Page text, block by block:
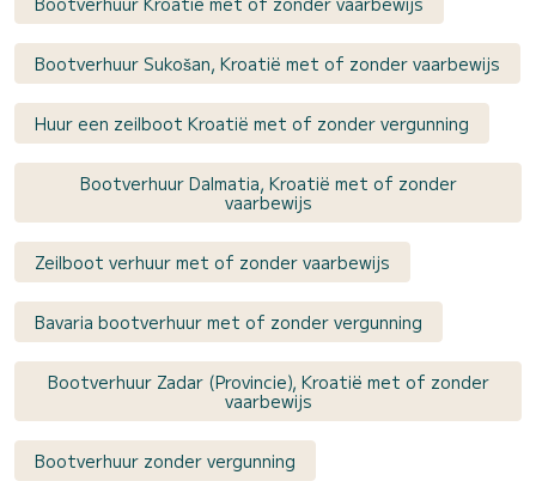
Bootverhuur Sukošan, Kroatië met of zonder vaarbewijs
Huur een zeilboot Kroatië met of zonder vergunning
Bootverhuur Dalmatia, Kroatië met of zonder
vaarbewijs
Zeilboot verhuur met of zonder vaarbewijs
Bavaria bootverhuur met of zonder vergunning
Bootverhuur Zadar (Provincie), Kroatië met of zonder
vaarbewijs
Bootverhuur zonder vergunning